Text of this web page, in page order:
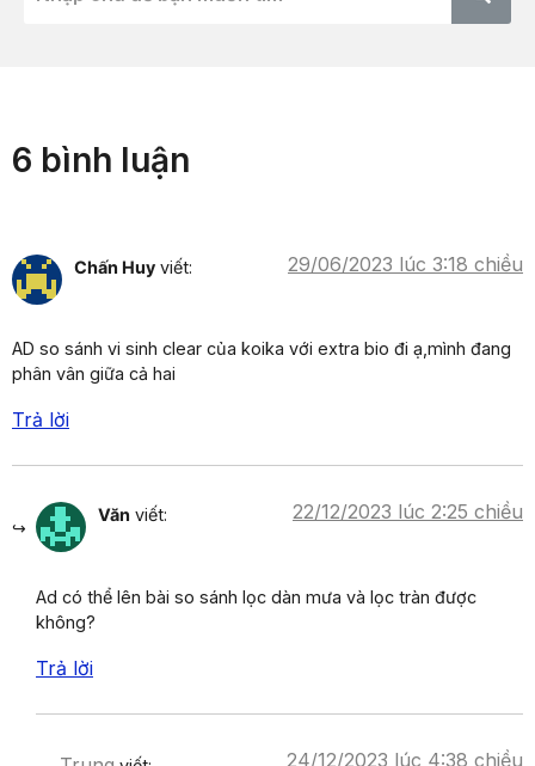
6 bình luận
Chấn Huy viết: 29/06/2023 lúc 3:18 chiều
AD so sánh vi sinh clear của koika với extra bio đi ạ,mình đang
phân vân giữa cả hai
Trả lời
Văn viết: 22/12/2023 lúc 2:25 chiều
Ad có thể lên bài so sánh lọc dàn mưa và lọc tràn được
không?
Trả lời
24/12/2023 lúc 4:38 chiều